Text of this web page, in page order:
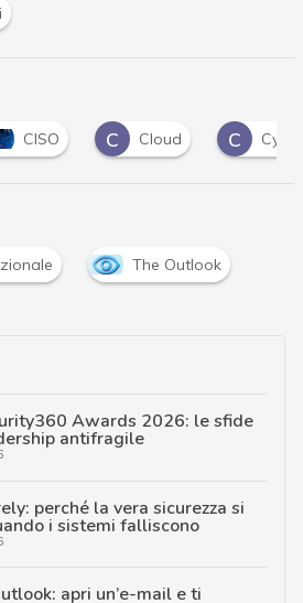
CISO C Cloud C
The Outlook
Awards 2026: le sfide
antifragile
perché la vera sicurezza si
i sistemi falliscono
apri un’e-mail e ti